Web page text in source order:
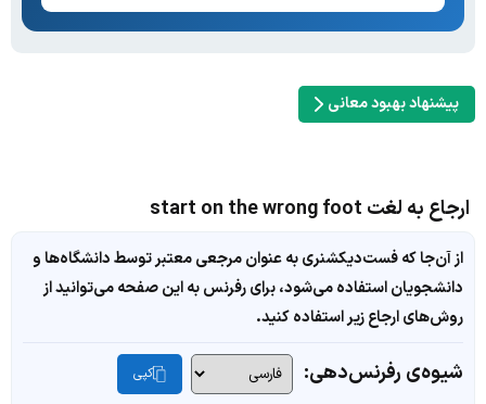
پیشنهاد بهبود معانی
ارجاع به لغت start on the wrong foot
از آن‌جا که فست‌دیکشنری به عنوان مرجعی معتبر توسط دانشگاه‌ها و
دانشجویان استفاده می‌شود، برای رفرنس به این صفحه می‌توانید از
روش‌های ارجاع زیر استفاده کنید.
شیوه‌ی رفرنس‌دهی: کپی